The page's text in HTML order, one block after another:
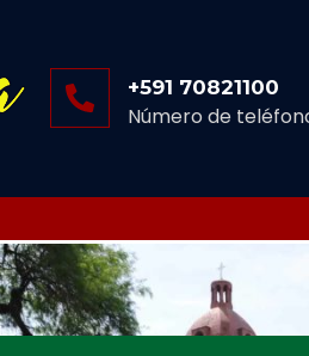
+591 70821100
Número de